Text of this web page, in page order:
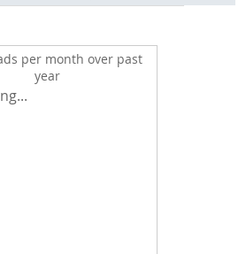
per month over past
year